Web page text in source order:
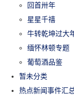
回首卅年
星星千禧
牛转乾坤过大
缅怀林顿专题
葡萄酒品鉴
暂未分类
热点新闻事件汇